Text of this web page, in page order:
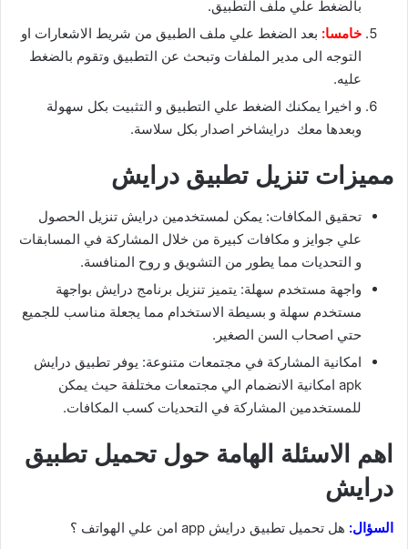
بالضغط علي ملف التطبيق.
خامسا: بعد الضغط علي ملف الطبيق من شريط الاشعارات او
التوجه الى مدير الملفات وتبحث عن التطبيق وتقوم بالضغط
عليه.
و اخيرا يمكنك الضغط علي التطبيق و التثبيت بكل سهولة
وبعدها معك درايشاخر اصدار بكل سلاسة.
مميزات تنزيل تطبيق درايش
تحقيق المكافات: يمكن لمستخدمين درايش تنزيل الحصول
علي جوايز و مكافات كبيرة من خلال المشاركة في المسابقات
و التحديات مما يطور من التشويق و روح المنافسة.
واجهة مستخدم سهلة: يتميز تنزيل برنامج درايش بواجهة
مستخدم سهلة و بسيطة الاستخدام مما يجعلة مناسب للجميع
حتي اصحاب السن الصغير.
امكانية المشاركة في مجتمعات متنوعة: يوفر تطبيق درايش
apk امكانية الانضمام الي مجتمعات مختلفة حيث يمكن
للمستخدمين المشاركة في التحديات كسب المكافات.
اهم الاسئلة الهامة حول تحميل تطبيق
درايش
السؤال: هل تحميل تطبيق درايش app امن علي الهواتف ؟